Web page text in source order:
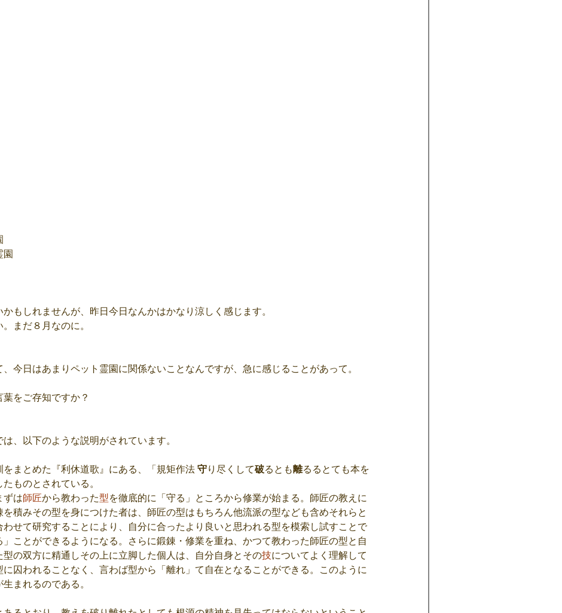
園
もしれませんが、昨日今日なんかはかなり涼しく感じます。
まだ８月なのに。
今日はあまりペット霊園に関係ないことなんですが、急に感じることがあって。
葉をご存知ですか？
、以下のような説明がされています。
をまとめた『利休道歌』にある、「規矩作法 守り尽くして破るとも離るるとても本を
ものとされている。
ずは師匠から教わった型を徹底的に「守る」ところから修業が始まる。師匠の教えに
積みその型を身につけた者は、師匠の型はもちろん他流派の型なども含めそれらと
わせて研究することにより、自分に合ったより良いと思われる型を模索し試すことで
」ことができるようになる。さらに鍛錬・修業を重ね、かつて教わった師匠の型と自
型の双方に精通しその上に立脚した個人は、自分自身とその技についてよく理解して
に囚われることなく、言わば型から「離れ」て自在となることができる。このように
生まれるのである。